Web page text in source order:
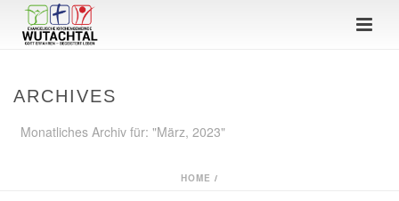
ARCHIVES
Monatliches Archiv für: "März, 2023"
HOME /